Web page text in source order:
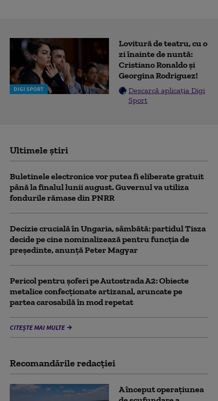
DIGI SPORT
Lovitură de teatru, cu o
zi înainte de nuntă:
Cristiano Ronaldo și
Georgina Rodriguez!
Descarcă aplicația Digi
Sport
Ultimele știri
Buletinele electronice vor putea fi eliberate gratuit
până la finalul lunii august. Guvernul va utiliza
fondurile rămase din PNRR
Decizie crucială în Ungaria, sâmbătă: partidul Tisza
decide pe cine nominalizează pentru funcția de
președinte, anunță Peter Magyar
Pericol pentru şoferi pe Autostrada A2: Obiecte
metalice confecţionate artizanal, aruncate pe
partea carosabilă în mod repetat
CITEȘTE MAI MULTE
Recomandările redacţiei
A început operațiunea